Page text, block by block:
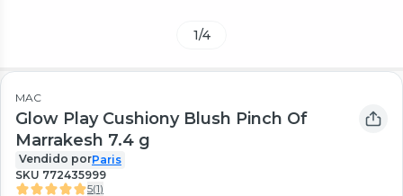
1/4
MAC
Glow Play Cushiony Blush Pinch Of
Marrakesh 7.4 g
Vendido porParis
SKU 772435999
5(1)